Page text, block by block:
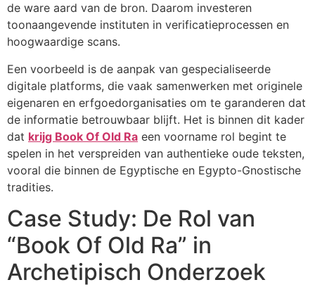
de ware aard van de bron. Daarom investeren
toonaangevende instituten in verificatieprocessen en
hoogwaardige scans.
Een voorbeeld is de aanpak van gespecialiseerde
digitale platforms, die vaak samenwerken met originele
eigenaren en erfgoedorganisaties om te garanderen dat
de informatie betrouwbaar blijft. Het is binnen dit kader
dat krijg Book Of Old Ra een voorname rol begint te
spelen in het verspreiden van authentieke oude teksten,
vooral die binnen de Egyptische en Egypto-Gnostische
tradities.
Case Study: De Rol van
“Book Of Old Ra” in
Archetipisch Onderzoek